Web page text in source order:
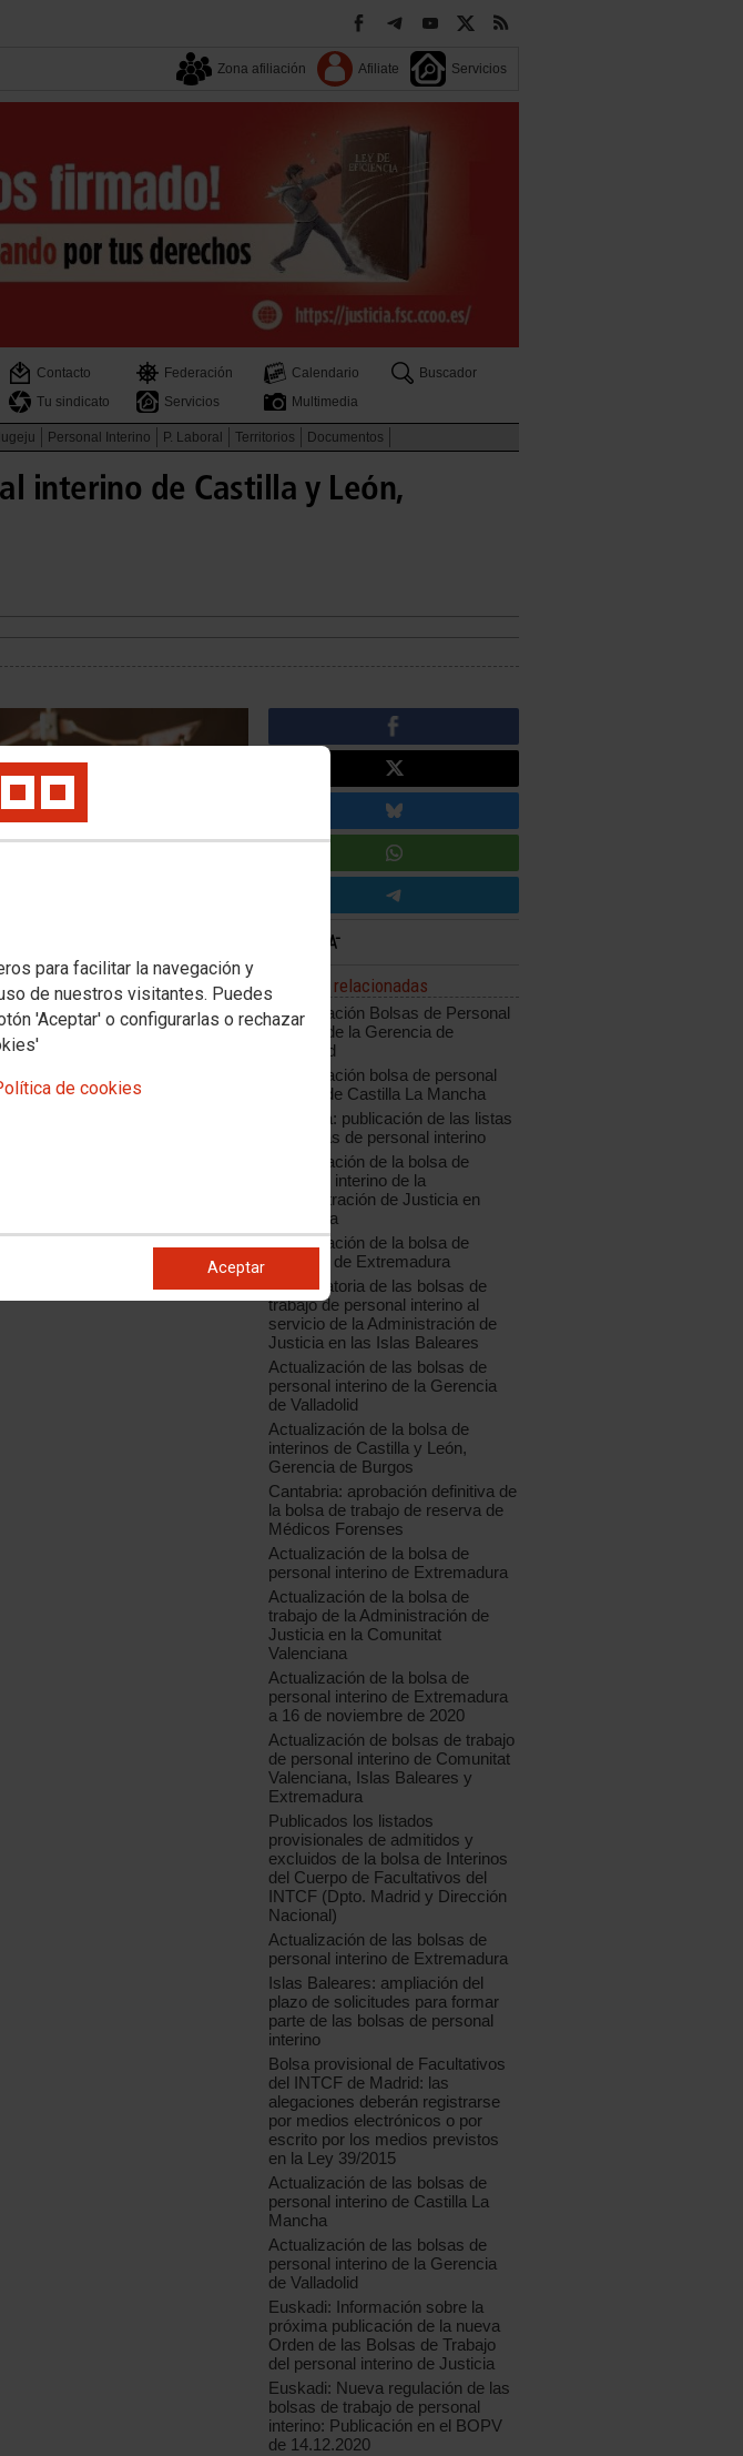
para facilitar la navegación y
de nuestros visitantes. Puedes
'Aceptar' o configurarlas o rechazar
de cookies
Aceptar
Zona afiliación Afiliate Servicios
Contacto Federación Calendario
Buscador
Tu sindicato
Servicios Multimedia
Personal Interino P. Laboral Territorios Documentos
interino de Castilla y León,
Noticias relacionadas
Actualización Bolsas de Personal
Interino de la Gerencia de
Valladolid
Actualización bolsa de personal
interino de Castilla La Mancha
Cataluña: publicación de las listas
definitivas de personal interino
Actualización de la bolsa de
personal interino de la
Administración de Justicia en
Cantabria
Actualización de la bolsa de
interinos de Extremadura
Convocatoria de las bolsas de
trabajo de personal interino al
servicio de la Administración de
Justicia en las Islas Baleares
Actualización de las bolsas de
personal interino de la Gerencia
de Valladolid
Actualización de la bolsa de
interinos de Castilla y León,
Gerencia de Burgos
Cantabria: aprobación definitiva de
la bolsa de trabajo de reserva de
Médicos Forenses
Actualización de la bolsa de
personal interino de Extremadura
Actualización de la bolsa de
trabajo de la Administración de
Justicia en la Comunitat
Valenciana
Actualización de la bolsa de
personal interino de Extremadura
a 16 de noviembre de 2020
Actualización de bolsas de trabajo
de personal interino de Comunitat
Valenciana, Islas Baleares y
Extremadura
Publicados los listados
provisionales de admitidos y
excluidos de la bolsa de Interinos
del Cuerpo de Facultativos del
INTCF (Dpto. Madrid y Dirección
Nacional)
Actualización de las bolsas de
personal interino de Extremadura
Islas Baleares: ampliación del
plazo de solicitudes para formar
parte de las bolsas de personal
interino
Bolsa provisional de Facultativos
del INTCF de Madrid: las
alegaciones deberán registrarse
por medios electrónicos o por
escrito por los medios previstos
en la Ley 39/2015
Actualización de las bolsas de
personal interino de Castilla La
Mancha
Actualización de las bolsas de
personal interino de la Gerencia
de Valladolid
Euskadi: Información sobre la
próxima publicación de la nueva
Orden de las Bolsas de Trabajo
del personal interino de Justicia
Euskadi: Nueva regulación de las
bolsas de trabajo de personal
interino: Publicación en el BOPV
de 14.12.2020